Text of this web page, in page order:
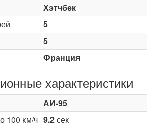
Хэтчбек
5
5
Франция
характеристики
АИ-95
100 км/ч 9.2сек